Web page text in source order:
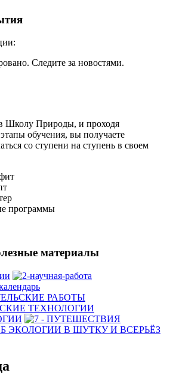
Следите за новостями.
Школу Природы, и проходя
обучения, вы получаете
со ступени на ступень в своем
программы
материалы